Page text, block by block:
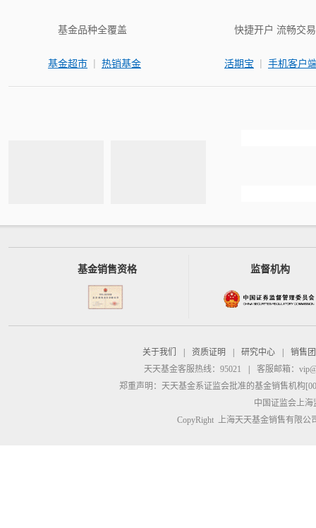
基金品种全覆盖
基金超市 | 热销基金
快捷开户 流畅交易
活期宝 | 手机客户
基金销售资格 监督机构
关于我们 资质证明 研究中心
销售
天天基金客服热线：95021
客服邮箱：
郑重声明： 天天基金系证监会批准的基金销售机构
中国证监会上
CopyRight 上海天天基金销售有限